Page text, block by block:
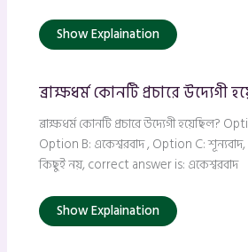
Show Explaination
ব্রাক্ষধর্ম কোনটি প্রচারে উদ্যেগী
ব্রাক্ষধর্ম কোনটি প্রচারে উদ্যেগী হয়েছিল?
Option B: একেশ্বরবাদ , Option C:
কিছুই নয়, correct answer is: একেশ্বরবাদ
Show Explaination